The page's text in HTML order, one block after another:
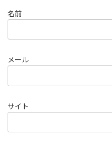
名前
メール
サイト